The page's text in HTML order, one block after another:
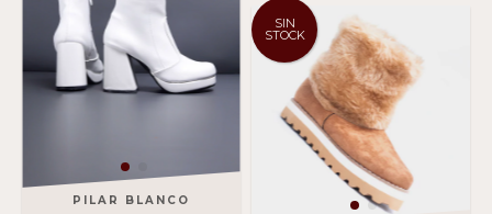
PILAR BLANCO
SIN
STOCK